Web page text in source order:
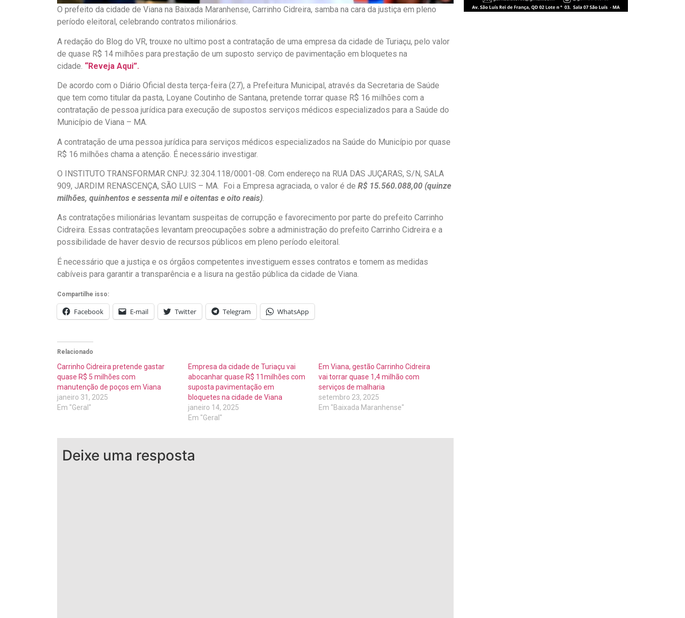
O prefeito da cidade de Viana na Baixada Maranhense, Carrinho Cidreira, samba na cara da justiça em pleno
período eleitoral, celebrando contratos milionários.
A redação do Blog do VR, trouxe no ultimo post a contratação de uma empresa da cidade de Turiaçu, pelo valor
de quase R$ 14 milhões para prestação de um suposto serviço de pavimentação em bloquetes na
cidade. “Reveja Aqui”.
De acordo com o Diário Oficial desta terça-feira (27), a Prefeitura Municipal, através da Secretaria de Saúde
que tem como titular da pasta, Loyane Coutinho de Santana, pretende torrar quase R$ 16 milhões com a
contratação de pessoa jurídica para execução de supostos serviços médicos especializados para a Saúde do
Município de Viana – MA.
A contratação de uma pessoa jurídica para serviços médicos especializados na Saúde do Município por quase
R$ 16 milhões chama a atenção. É necessário investigar.
O INSTITUTO TRANSFORMAR CNPJ: 32.304.118/0001-08. Com endereço na RUA DAS JUÇARAS, S/N, SALA
909, JARDIM RENASCENÇA, SÃO LUIS – MA. Foi a Empresa agraciada, o valor é de R$ 15.560.088,00 (quinze
milhões, quinhentos e sessenta mil e oitentas e oito reais).
As contratações milionárias levantam suspeitas de corrupção e favorecimento por parte do prefeito Carrinho
Cidreira. Essas contratações levantam preocupações sobre a administração do prefeito Carrinho Cidreira e a
possibilidade de haver desvio de recursos públicos em pleno período eleitoral.
É necessário que a justiça e os órgãos competentes investiguem esses contratos e tomem as medidas
cabíveis para garantir a transparência e a lisura na gestão pública da cidade de Viana.
Compartilhe isso:
Facebook E-mail Twitter Telegram WhatsApp
Relacionado
Carrinho Cidreira pretende gastar
quase R$ 5 milhões com
manutenção de poços em Viana
janeiro 31, 2025
Em "Geral"
Empresa da cidade de Turiaçu vai
abocanhar quase R$ 11milhões com
suposta pavimentação em
bloquetes na cidade de Viana
janeiro 14, 2025
Em "Geral"
Em Viana, gestão Carrinho Cidreira
vai torrar quase 1,4 milhão com
serviços de malharia
setembro 23, 2025
Em "Baixada Maranhense"
Deixe uma resposta